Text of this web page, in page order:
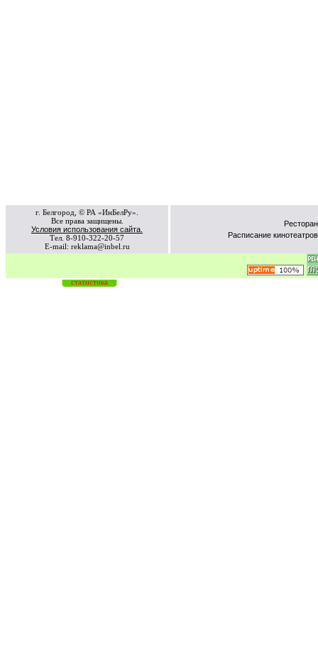
г. Белгород, © РА «ИнБелРу».
Все права защищены.
Условия использования сайта.
Тел. 8-910-322-20-57
E-mail: reklama@inbel.ru
Расписание кинотеатров
статистика